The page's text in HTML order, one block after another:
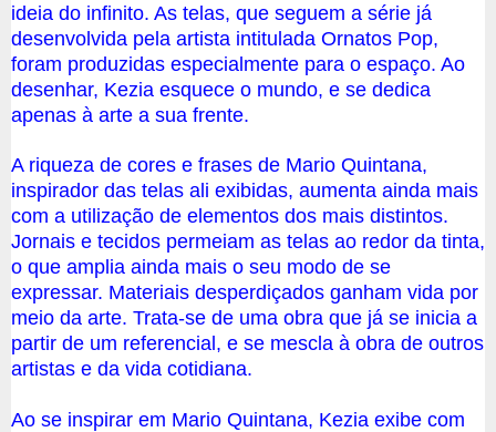
ideia do infinito. As telas, que seguem a série já
desenvolvida pela artista intitulada Ornatos Pop,
foram produzidas especialmente para o espaço. Ao
desenhar, Kezia esquece o mundo, e se dedica
apenas à arte a sua frente.
A riqueza de cores e frases de Mario Quintana,
inspirador das telas ali exibidas, aumenta ainda mais
com a utilização de elementos dos mais distintos.
Jornais e tecidos permeiam as telas ao redor da tinta,
o que amplia ainda mais o seu modo de se
expressar. Materiais desperdiçados ganham vida por
meio da arte. Trata-se de uma obra que já se inicia a
partir de um referencial, e se mescla à obra de outros
artistas e da vida cotidiana.
Ao se inspirar em Mario Quintana, Kezia exibe com